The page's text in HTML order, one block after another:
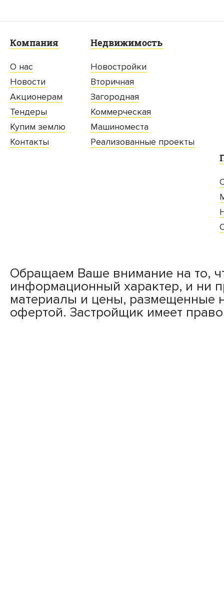
Компания
О нас
Новости
Акционерам
Тендеры
Купим землю
Контакты
Недвижимость
Новостройки
Вторичная
Загородная
Коммерческая
Машиноместа
Реализованные проекты
Обращаем Ваше внимание на то,
информационный характер, и ни
материалы и цены, размещенные
офертой. Застройщик имеет